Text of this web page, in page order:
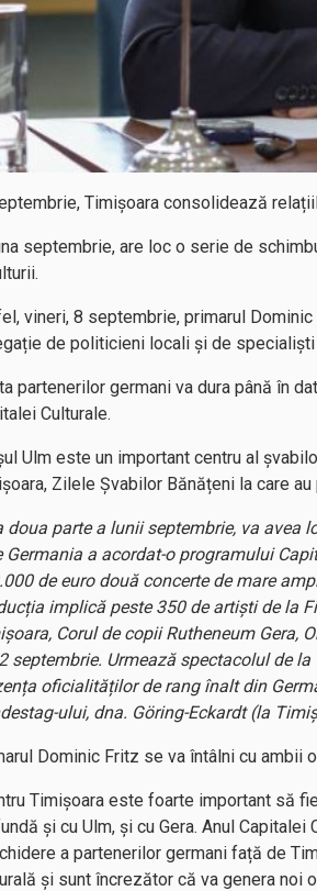
Timișoara consolidează
septembrie, are loc o serie de
vineri, 8 septembrie, primarul
de politicieni locali și de specialiști
partenerilor germani va dura până în
Culturale.
Ulm este un important centru al
Zilele Șvabilor Bănățeni la care
doua parte a lunii septembrie, va avea
Germania a acordat-o programului
de euro două concerte de mare
implică peste 350 de artiști de la
Corul de copii Rutheneum Gera,
septembrie. Urmează spectacolul de
oficialităților de rang înalt din
ului, dna. Göring-Eckardt (la
Dominic Fritz se va întâlni cu ambii
Timișoara este foarte important să
și cu Ulm, și cu Gera. Anul
a partenerilor germani față de
și sunt încrezător că va genera noi